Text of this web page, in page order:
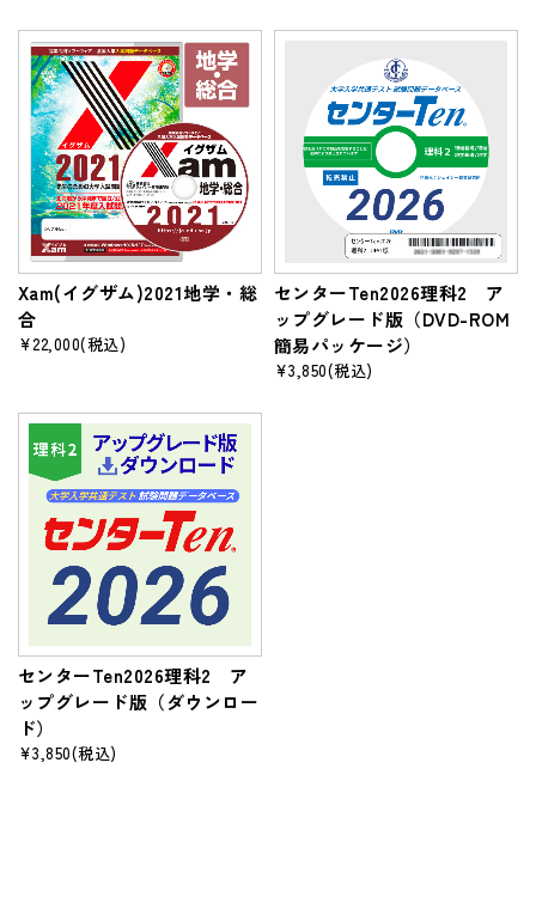
Xam(イグザム)2021地学・総
合
¥22,000(税込)
センターTen2026理科2 ア
ップグレード版（DVD-ROM
簡易パッケージ）
¥3,850(税込)
センターTen2026理科2 ア
ップグレード版（ダウンロー
ド）
¥3,850(税込)